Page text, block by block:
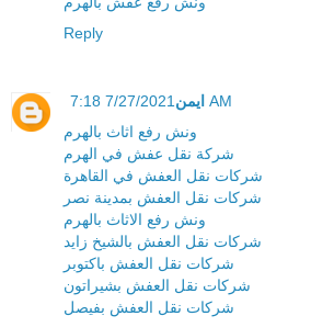
Reply
ايمن 7/27/2021 7:18 AM
ونش رفع اثاث بالهرم
شركة نقل عفش في الهرم
شركات نقل العفش في القاهرة
شركات نقل العفش بمدينة نصر
ونش رفع الاثاث بالهرم
شركات نقل العفش بالشيخ زايد
شركات نقل العفش باكتوبر
شركات نقل العفش بشيراتون
شركات نقل العفش بفيصل